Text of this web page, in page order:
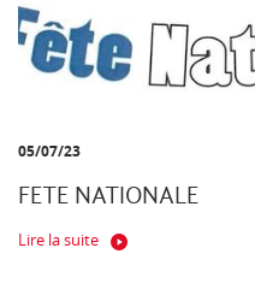
05/07/23
FETE NATIONALE
Lire la suite